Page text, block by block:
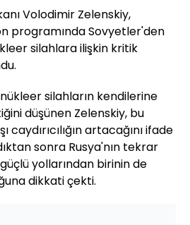
Volodimir Zelenskiy,
programında Sovyetler'den
silahlara ilişkin kritik
silahların kendilerine
düşünen Zelenskiy, bu
caydırıcılığın artacağını ifade
sonra Rusya'nın tekrar
yollarından birinin de
dikkati çekti.